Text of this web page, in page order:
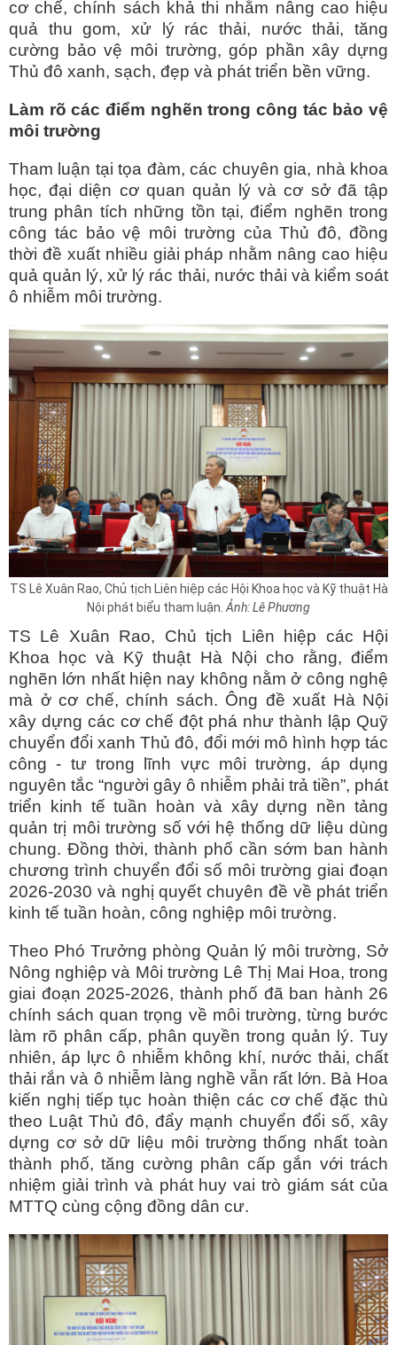
cơ chế, chính sách khả thi nhằm nâng cao hiệu
quả thu gom, xử lý rác thải, nước thải, tăng
cường bảo vệ môi trường, góp phần xây dựng
Thủ đô xanh, sạch, đẹp và phát triển bền vững.
Làm rõ các điểm nghẽn trong công tác bảo vệ
môi trường
Tham luận tại tọa đàm, các chuyên gia, nhà khoa
học, đại diện cơ quan quản lý và cơ sở đã tập
trung phân tích những tồn tại, điểm nghẽn trong
công tác bảo vệ môi trường của Thủ đô, đồng
thời đề xuất nhiều giải pháp nhằm nâng cao hiệu
quả quản lý, xử lý rác thải, nước thải và kiểm soát
ô nhiễm môi trường.
TS Lê Xuân Rao, Chủ tịch Liên hiệp các Hội Khoa học và Kỹ thuật Hà
Nội phát biểu tham luận.Ảnh: Lê Phương
TS Lê Xuân Rao, Chủ tịch Liên hiệp các Hội
Khoa học và Kỹ thuật Hà Nội cho rằng, điểm
nghẽn lớn nhất hiện nay không nằm ở công nghệ
mà ở cơ chế, chính sách. Ông đề xuất Hà Nội
xây dựng các cơ chế đột phá như thành lập Quỹ
chuyển đổi xanh Thủ đô, đổi mới mô hình hợp tác
công - tư trong lĩnh vực môi trường, áp dụng
nguyên tắc “người gây ô nhiễm phải trả tiền”, phát
triển kinh tế tuần hoàn và xây dựng nền tảng
quản trị môi trường số với hệ thống dữ liệu dùng
chung. Đồng thời, thành phố cần sớm ban hành
chương trình chuyển đổi số môi trường giai đoạn
2026-2030 và nghị quyết chuyên đề về phát triển
kinh tế tuần hoàn, công nghiệp môi trường.
Theo Phó Trưởng phòng Quản lý môi trường, Sở
Nông nghiệp và Môi trường Lê Thị Mai Hoa, trong
giai đoạn 2025-2026, thành phố đã ban hành 26
chính sách quan trọng về môi trường, từng bước
làm rõ phân cấp, phân quyền trong quản lý. Tuy
nhiên, áp lực ô nhiễm không khí, nước thải, chất
thải rắn và ô nhiễm làng nghề vẫn rất lớn. Bà Hoa
kiến nghị tiếp tục hoàn thiện các cơ chế đặc thù
theo Luật Thủ đô, đẩy mạnh chuyển đổi số, xây
dựng cơ sở dữ liệu môi trường thống nhất toàn
thành phố, tăng cường phân cấp gắn với trách
nhiệm giải trình và phát huy vai trò giám sát của
MTTQ cùng cộng đồng dân cư.